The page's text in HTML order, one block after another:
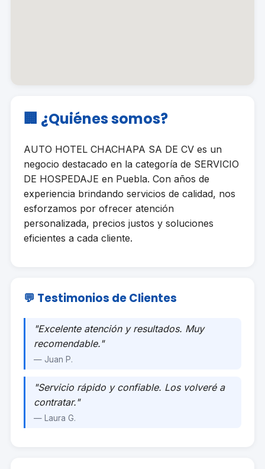
🏢 ¿Quiénes somos?
AUTO HOTEL CHACHAPA SA DE CV es un
negocio destacado en la categoría de SERVICIO
DE HOSPEDAJE en Puebla. Con años de
experiencia brindando servicios de calidad, nos
esforzamos por ofrecer atención
personalizada, precios justos y soluciones
eficientes a cada cliente.
💬 Testimonios de Clientes
"Excelente atención y resultados. Muy
recomendable."
— Juan P.
"Servicio rápido y confiable. Los volveré a
contratar."
— Laura G.